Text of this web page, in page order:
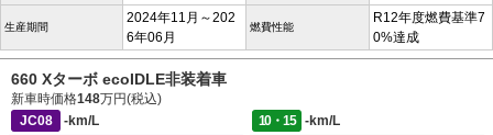
生産期間
2024年11月～202
6年06月
燃費性能
R12年度燃費基準7
0%達成
660 Xターボ ecoIDLE非装着車
新車時価格148万円(税込)
JC08
-km/L 10・15
-km/L